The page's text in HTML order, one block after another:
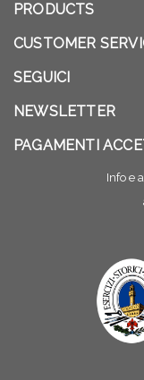
PRODUCTS
CUSTOMER
SEGUICI
NEWSLETTER
PAGAMENTI
Info e